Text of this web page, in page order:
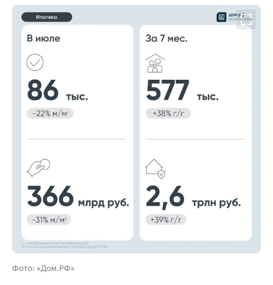
Фото: «Дом.РФ»